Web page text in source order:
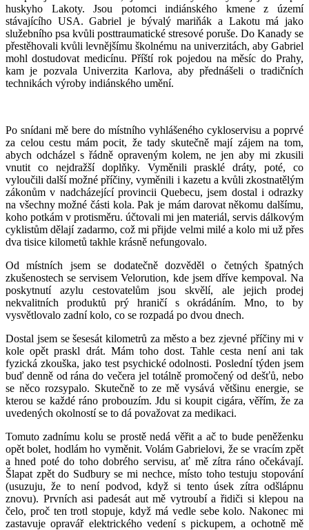
huskyho Lakoty. Jsou potomci indiánského kmene z území
stávajícího USA. Gabriel je bývalý mariňák a Lakotu má jako
služebního psa kvůli posttraumatické stresové poruše. Do Kanady se
přestěhovali kvůli levnějšímu školnému na univerzitách, aby Gabriel
mohl dostudovat medicínu. Příští rok pojedou na měsíc do Prahy,
kam je pozvala Univerzita Karlova, aby přednášeli o tradičních
technikách výroby indiánského umění.
Po snídani mě bere do místního vyhlášeného cykloservisu a poprvé
za celou cestu mám pocit, že tady skutečně mají zájem na tom,
abych odcházel s řádně opraveným kolem, ne jen aby mi zkusili
vnutit co nejdražší doplňky. Vyměnili prasklé dráty, poté, co
vyloučili další možné příčiny, vyměnili i kazetu a kvůli zkostnatělým
zákonům v nadcházející provincii Quebecu, jsem dostal i odrazky
na všechny možné části kola. Pak je mám darovat někomu dalšímu,
koho potkám v protisměru. účtovali mi jen materiál, servis dálkovým
cyklistům dělají zadarmo, což mi přijde velmi milé a kolo mi už přes
dva tisice kilometů takhle krásně nefungovalo.
Od místních jsem se dodatečně dozvěděl o četných špatných
zkušenostech se servisem Velorution, kde jsem dříve kempoval. Na
poskytnutí azylu cestovatelům jsou skvělí, ale jejich prodej
nekvalitních produktů prý hraničí s okrádáním. Mno, to by
vysvětlovalo zadní kolo, co se rozpadá po dvou dnech.
Dostal jsem se šesesát kilometrů za město a bez zjevné příčiny mi v
kole opět praskl drát. Mám toho dost. Tahle cesta není ani tak
fyzická zkouška, jako test psychické odolnosti. Poslední týden jsem
buď denně od rána do večera jel totálně promočený od dešťů, nebo
se něco rozsypalo. Skutečně to ze mě vysává většinu energie, se
kterou se každé ráno probouzím. Jdu si koupit cigára, věřím, že za
uvedených okolností se to dá považovat za medikaci.
Tomuto zadnímu kolu se prostě nedá věřit a ač to bude peněženku
opět bolet, hodlám ho vyměnit. Volám Gabrielovi, že se vracím zpět
a hned poté do toho dobrého servisu, ať mě zítra ráno očekávají.
Šlapat zpět do Sudbury se mi nechce, místo toho testuju stopování
(usuzuju, že to není podvod, když si tento úsek zítra odšlápnu
znovu). Prvních asi padesát aut mě vytroubí a řidiči si klepou na
čelo, proč ten trotl stopuje, když má vedle sebe kolo. Nakonec mi
zastavuje opravář elektrického vedení s pickupem, a ochotně mě